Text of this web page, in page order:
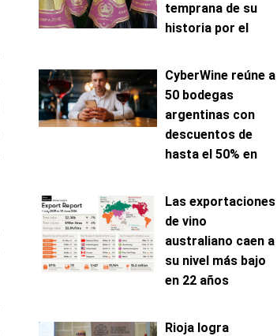
temprana de su
historia por el
maduración
CyberWine reúne a
50 bodegas
argentinas con
descuentos de
hasta el 50% en
Las exportaciones
de vino
australiano caen a
su nivel más bajo
en 22 años
Rioja logra